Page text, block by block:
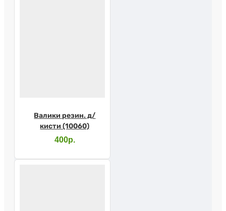
Валики резин. д/
кисти (10060)
400р.